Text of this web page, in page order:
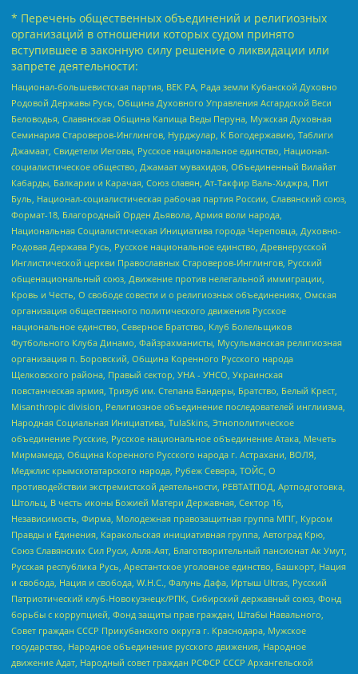
* Перечень общественных объединений и религиозных
организаций в отношении которых судом принято
вступившее в законную силу решение о ликвидации или
запрете деятельности:
Национал-большевистская партия, ВЕК РА, Рада земли Кубанской Духовно
Родовой Державы Русь, Община Духовного Управления Асгардской Веси
Беловодья, Славянская Община Капища Веды Перуна, Мужская Духовная
Семинария Староверов-Инглингов, Нурджулар, К Богодержавию, Таблиги
Джамаат, Свидетели Иеговы, Русское национальное единство, Национал-
социалистическое общество, Джамаат мувахидов, Объединенный Вилайат
Кабарды, Балкарии и Карачая, Союз славян, Ат-Такфир Валь-Хиджра, Пит
Буль, Национал-социалистическая рабочая партия России, Славянский союз,
Формат-18, Благородный Орден Дьявола, Армия воли народа,
Национальная Социалистическая Инициатива города Череповца, Духовно-
Родовая Держава Русь, Русское национальное единство, Древнерусской
Инглистической церкви Православных Староверов-Инглингов, Русский
общенациональный союз, Движение против нелегальной иммиграции,
Кровь и Честь, О свободе совести и о религиозных объединениях, Омская
организация общественного политического движения Русское
национальное единство, Северное Братство, Клуб Болельщиков
Футбольного Клуба Динамо, Файзрахманисты, Мусульманская религиозная
организация п. Боровский, Община Коренного Русского народа
Щелковского района, Правый сектор, УНА - УНСО, Украинская
повстанческая армия, Тризуб им. Степана Бандеры, Братство, Белый Крест,
Misanthropic division, Религиозное объединение последователей инглиизма,
Народная Социальная Инициатива, TulaSkins, Этнополитическое
объединение Русские, Русское национальное объединение Атака, Мечеть
Мирмамеда, Община Коренного Русского народа г. Астрахани, ВОЛЯ,
Меджлис крымскотатарского народа, Рубеж Севера, ТОЙС, О
противодействии экстремистской деятельности, РЕВТАТПОД, Артподготовка,
Штольц, В честь иконы Божией Матери Державная, Сектор 16,
Независимость, Фирма, Молодежная правозащитная группа МПГ, Курсом
Правды и Единения, Каракольская инициативная группа, Автоград Крю,
Союз Славянских Сил Руси, Алля-Аят, Благотворительный пансионат Ак Умут,
Русская республика Русь, Арестантское уголовное единство, Башкорт, Нация
и свобода, Нация и свобода, W.H.С., Фалунь Дафа, Иртыш Ultras, Русский
Патриотический клуб-Новокузнецк/РПК, Сибирский державный союз, Фонд
борьбы с коррупцией, Фонд защиты прав граждан, Штабы Навального,
Совет граждан СССР Прикубанского округа г. Краснодара, Мужское
государство, Народное объединение русского движения, Народное
движение Адат, Народный совет граждан РСФСР СССР Архангельской